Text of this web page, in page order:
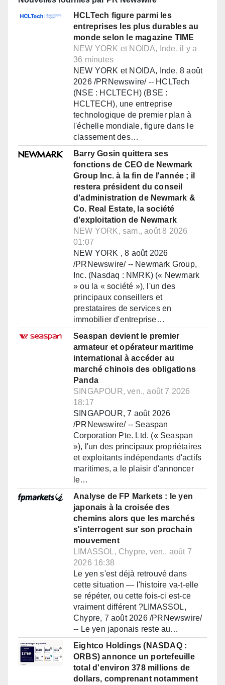
HCLTech figure parmi les
entreprises les plus durables au
monde selon le magazine TIME
NEW YORK et NOIDA, Inde, il y a
36 minutes
NEW YORK et NOIDA, Inde, 8 août
2026 /PRNewswire/ -- HCLTech
(NSE : HCLTECH) (BSE :
HCLTECH), une entreprise
technologique de premier plan à
l'échelle mondiale, figure dans le
classement des…
Barry Gosin quittera ses
fonctions de CEO de Newmark
Group Inc. à la fin de l'année ; il
restera président du conseil
d'administration de Newmark &
Co. Real Estate, la société
d'exploitation de Newmark
NEW YORK, sam., août 8 2026
01:07
NEW YORK , 8 août 2026
/PRNewswire/ -- Newmark Group,
Inc. (Nasdaq : NMRK) (« Newmark
» ou la « société »), l'un des
principaux conseillers et
prestataires de services en
immobilier d'entreprise…
Seaspan devient le premier
armateur et opérateur maritime
international à accéder au
marché chinois des obligations
Panda
SINGAPOUR, ven., août 7 2026
18:17
SINGAPOUR, 7 août 2026
/PRNewswire/ -- Seaspan
Corporation Pte. Ltd. (« Seaspan
»), l'un des principaux propriétaires
et exploitants indépendants d'actifs
maritimes, a le plaisir d'annoncer
le…
Analyse de FP Markets : le yen
japonais à la croisée des
chemins alors que les marchés
s'interrogent sur son prochain
mouvement
LIMASSOL, Chypre, ven., août 7
2026 16:38
Le yen s'est déjà retrouvé dans
cette situation — l'histoire va-t-elle
se répéter, ou cette fois-ci est-ce
vraiment différent ?LIMASSOL,
Chypre, 7 août 2026 /PRNewswire/
-- Le yen japonais reste au…
Eightco Holdings (NASDAQ :
ORBS) annonce un portefeuille
total d'environ 378 millions de
dollars, comprenant notamment